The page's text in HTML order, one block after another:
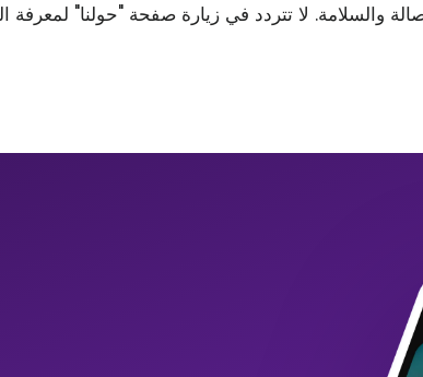
والسلامة. لا تتردد في زيارة صفحة "حولنا" لمعرفة